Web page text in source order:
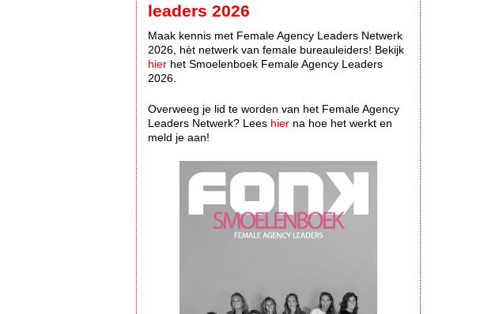
leaders 2026
Maak kennis met Female Agency Leaders Netwerk
2026, hèt netwerk van female bureauleiders! Bekijk
hier het Smoelenboek Female Agency Leaders
2026.
Overweeg je lid te worden van het Female Agency
Leaders Netwerk? Lees hier na hoe het werkt en
meld je aan!